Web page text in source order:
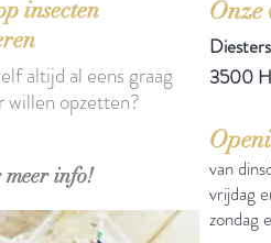
insecten
info!
altijd al eens graag
willen opzetten?
Onze
3500
van
vrijdag
zondag